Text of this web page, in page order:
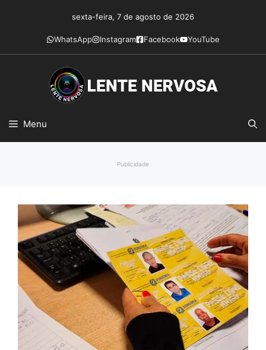
conteúdo
sexta-feira, 7 de agosto de 2026
WhatsApp Instagram Facebook YouTube
Menu
Publicidade